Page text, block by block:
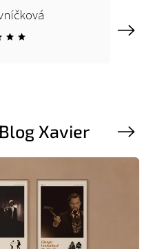
Next
Xavier Next